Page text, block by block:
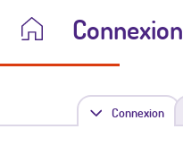
Connexion
Connexion(